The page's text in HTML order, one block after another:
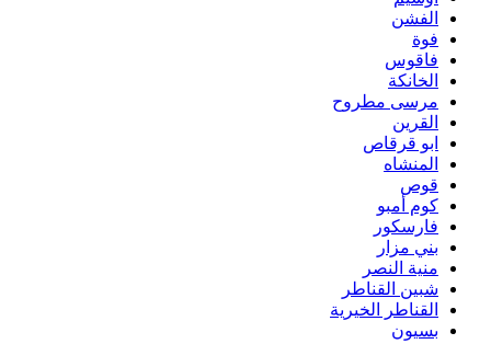
الفشن
فوة
فاقوس
الخانكة
مرسى مطروح
القرين
ابو قرقاص
المنشاه
قوص
كوم أمبو
فارسكور
بني مزار
منية النصر
شبين القناطر
القناطر الخيرية
بسيون